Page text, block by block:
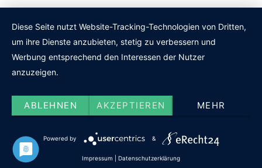
Diese Seite nutzt Website-Tracking-Technologien von Dritten,
um ihre Dienste anzubieten, stetig zu verbessern und
Werbung entsprechend den Interessen der Nutzer
anzuzeigen.
ABLEHNEN AKZEPTIEREN MEHR
Powered by &
Impressum Datenschutzerklärung